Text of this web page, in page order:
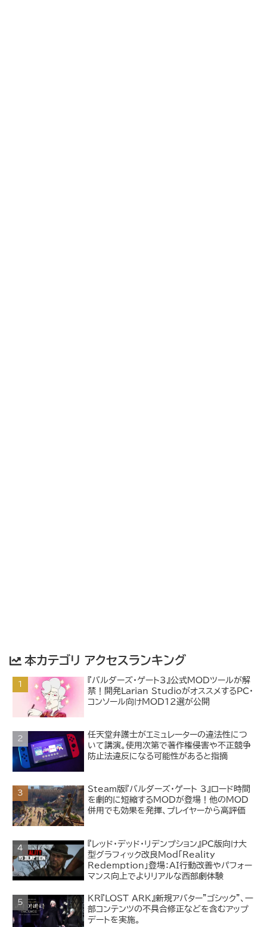
本カテゴリ アクセスランキング
『バルダーズ・ゲート3』公式MODツールが解
禁！開発Larian StudioがオススメするPC・
コンソール向けMOD12選が公開
任天堂弁護士がエミュレーターの違法性につ
いて講演。使用次第で著作権侵害や不正競争
防止法違反になる可能性があると指摘
Steam版『バルダーズ・ゲート 3』ロード時間
を劇的に短縮するMODが登場！他のMOD
併用でも効果を発揮、プレイヤーから高評価
『レッド・デッド・リデンプション』PC版向け大
型グラフィック改良Mod「Reality
Redemption」登場：AI行動改善やパフォー
マンス向上でよりリアルな西部劇体験
KR『LOST ARK』新規アバター"ゴシック"、一
部コンテンツの不具合修正などを含むアップ
デートを実施。